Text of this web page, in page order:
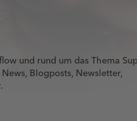
und rund um das Thema
Blogposts, Newsletter,